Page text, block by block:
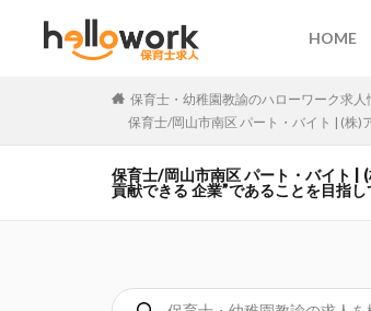
HOME
保育士・幼稚園教諭のハローワーク求人
保育士/岡山市南区 パート・バイト | (株
保育士/岡山市南区 パート・バイト |
貢献できる 企業”であることを目指